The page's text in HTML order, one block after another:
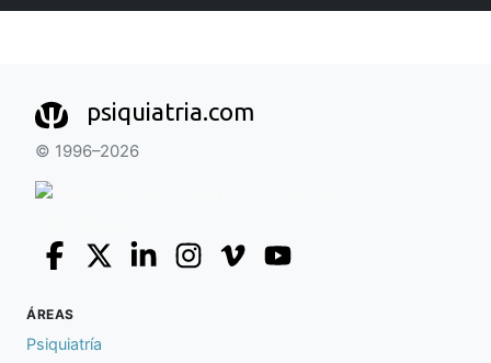
psiquiatria.com
© 1996–2026
ÁREAS
Psiquiatría